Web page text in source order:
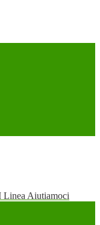
Linea Aiutiamoci